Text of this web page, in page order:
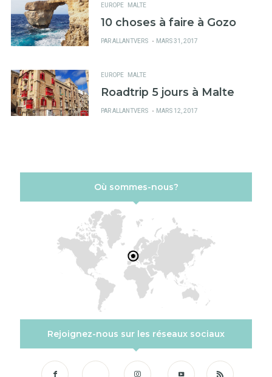
EUROPE MALTE
10 choses à faire à Gozo
PARALLANTVERS
PUBLIÉ
MARS 31, 2017
EUROPE MALTE
Roadtrip 5 jours à Malte
PARALLANTVERS
PUBLIÉ
MARS 12, 2017
Où sommes-nous?
Rejoignez-nous sur les réseaux sociaux